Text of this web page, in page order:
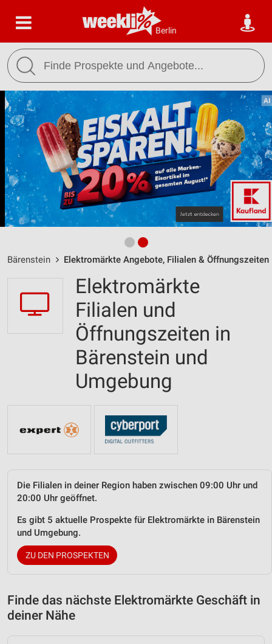
Berlin
Bärenstein Elektromärkte Angebote, Filialen & Öffnungszeiten
Elektromärkte
Filialen und
Öffnungszeiten in
Bärenstein und
Umgebung
Die Filialen in deiner Region haben zwischen 09:00 Uhr und
20:00 Uhr geöffnet.
Es gibt 5 aktuelle Prospekte für Elektromärkte in Bärenstein
und Umgebung.
ZU DEN PROSPEKTEN
Finde das nächste Elektromärkte Geschäft in
deiner Nähe